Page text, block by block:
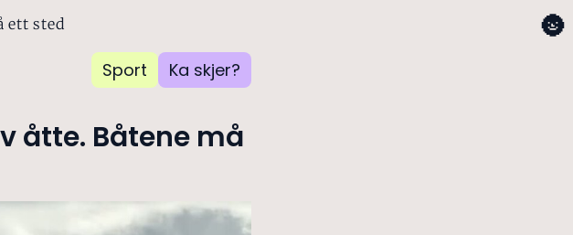
ett sted
Sport Ka skjer?
🌚
åtte. Båtene må